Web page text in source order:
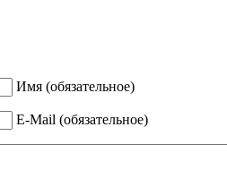
Имя (обязательное)
E-Mail (обязательное)